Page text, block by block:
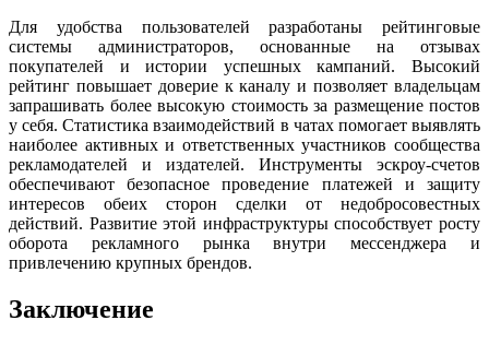
Для удобства пользователей разработаны рейтинговые
системы администраторов, основанные на отзывах
покупателей и истории успешных кампаний. Высокий
рейтинг повышает доверие к каналу и позволяет владельцам
запрашивать более высокую стоимость за размещение постов
у себя. Статистика взаимодействий в чатах помогает выявлять
наиболее активных и ответственных участников сообщества
рекламодателей и издателей. Инструменты эскроу-счетов
обеспечивают безопасное проведение платежей и защиту
интересов обеих сторон сделки от недобросовестных
действий. Развитие этой инфраструктуры способствует росту
оборота рекламного рынка внутри мессенджера и
привлечению крупных брендов.
Заключение